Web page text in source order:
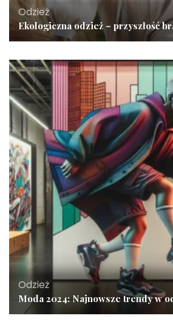
Odzież
Ekologiczna odzież – przyszłość
Odzież
Moda 2024: Najnowsze trendy w